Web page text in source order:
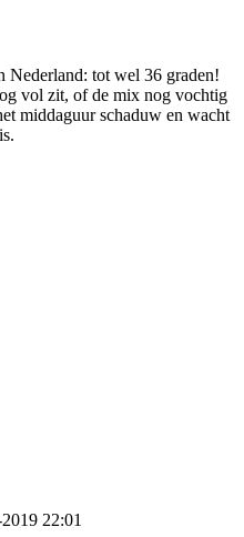
Nederland: tot wel 36 graden!
vol zit, of de mix nog vochtig
middaguur schaduw en wacht
22:01